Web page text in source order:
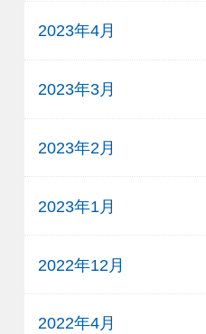
2023年4月
2023年3月
2023年2月
2023年1月
2022年12月
2022年4月